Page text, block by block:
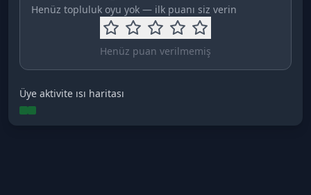
Henüz topluluk oyu yok — ilk puanı siz verin
Henüz puan verilmemiş
Üye aktivite ısı haritası